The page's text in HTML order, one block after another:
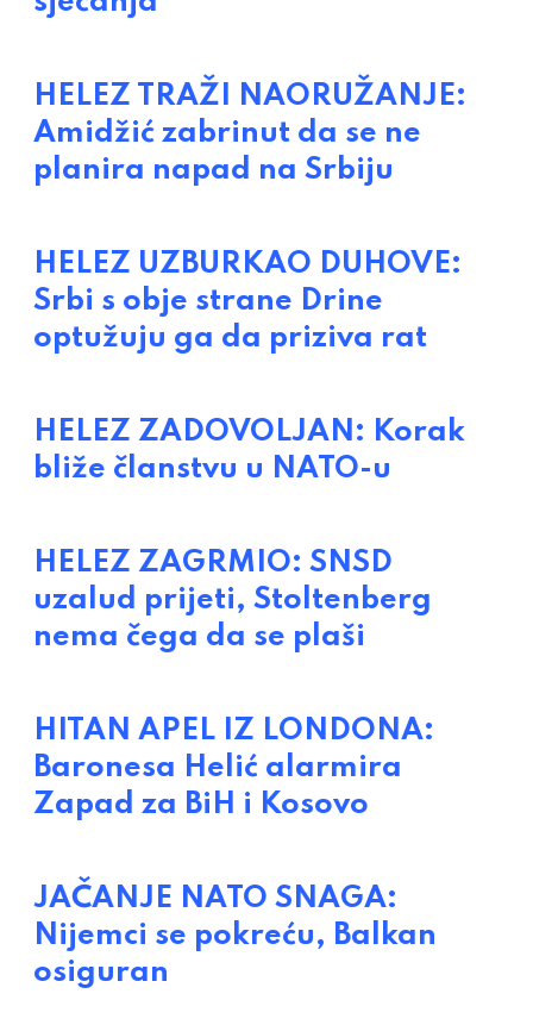
HELEZ TRAŽI NAORUŽANJE:
Amidžić zabrinut da se ne
planira napad na Srbiju
HELEZ UZBURKAO DUHOVE:
Srbi s obje strane Drine
optužuju ga da priziva rat
HELEZ ZADOVOLJAN: Korak
bliže članstvu u NATO-u
HELEZ ZAGRMIO: SNSD
uzalud prijeti, Stoltenberg
nema čega da se plaši
HITAN APEL IZ LONDONA:
Baronesa Helić alarmira
Zapad za BiH i Kosovo
JAČANJE NATO SNAGA:
Nijemci se pokreću, Balkan
osiguran